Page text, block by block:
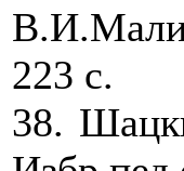
223 с.
38.